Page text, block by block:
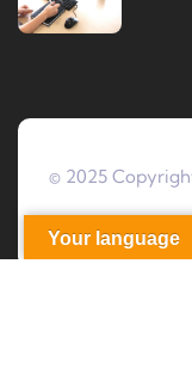
© 2025
Your language